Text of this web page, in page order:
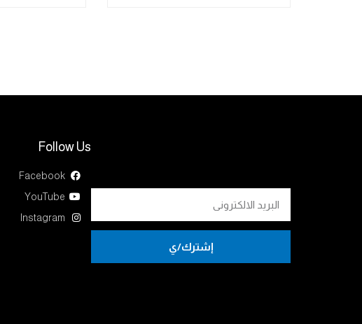
إشترك/ي
Follow Us
Facebook
YouTube
Instagram